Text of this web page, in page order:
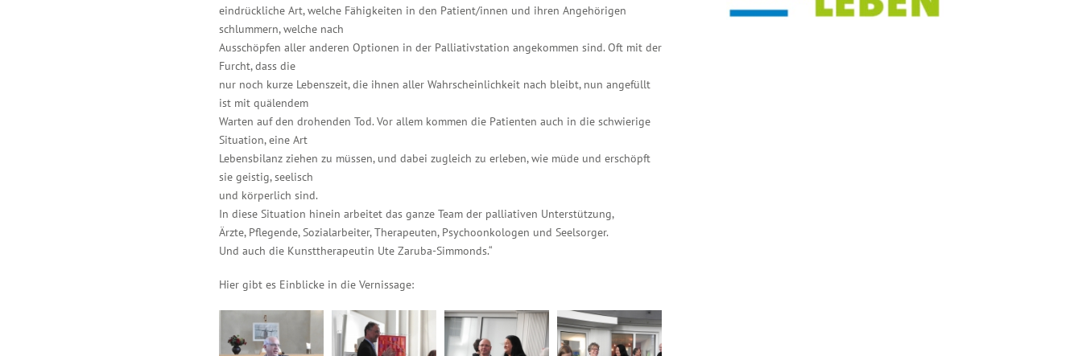
eindrückliche Art, welche Fähigkeiten in den Patient/innen und ihren Angehörigen
schlummern, welche nach
Ausschöpfen aller anderen Optionen in der Palliativstation angekommen sind. Oft mit der
Furcht, dass die
nur noch kurze Lebenszeit, die ihnen aller Wahrscheinlichkeit nach bleibt, nun angefüllt
ist mit quälendem
Warten auf den drohenden Tod. Vor allem kommen die Patienten auch in die schwierige
Situation, eine Art
Lebensbilanz ziehen zu müssen, und dabei zugleich zu erleben, wie müde und erschöpft
sie geistig, seelisch
und körperlich sind.
In diese Situation hinein arbeitet das ganze Team der palliativen Unterstützung,
Ärzte, Pflegende, Sozialarbeiter, Therapeuten, Psychoonkologen und Seelsorger.
Und auch die Kunsttherapeutin Ute Zaruba-Simmonds.“
Hier gibt es Einblicke in die Vernissage: